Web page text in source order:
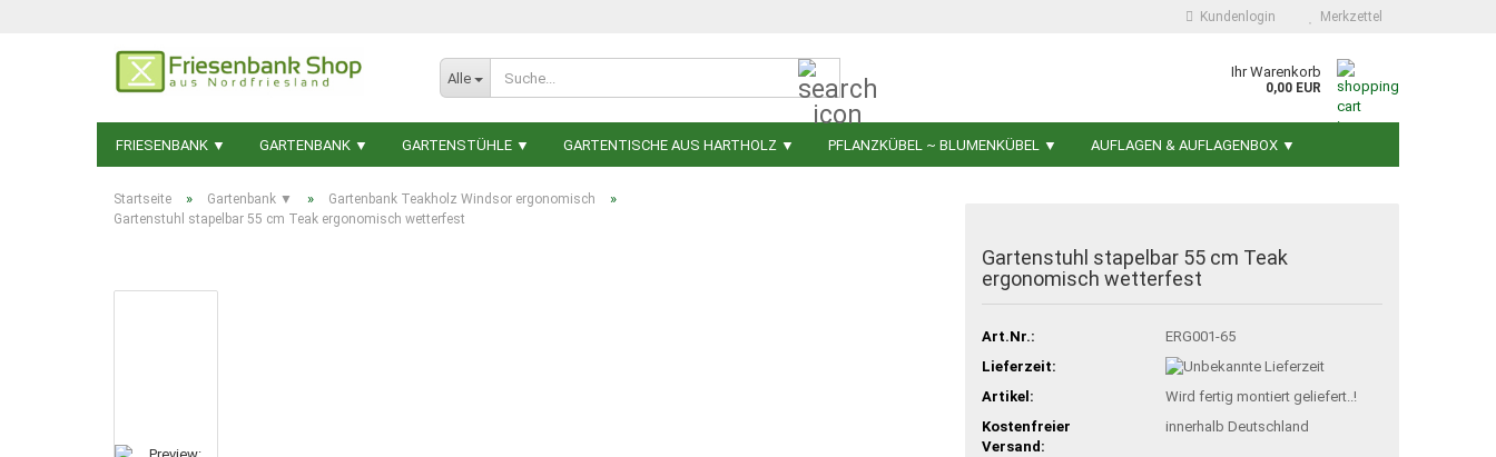
Kundenlogin Merkzettel
Alle Ihr Warenkorb
0,00 EUR
FRIESENBANK ▼ GARTENBANK ▼ GARTENSTÜHLE ▼ GARTENTISCHE AUS HARTHOLZ ▼ PFLANZKÜBEL ~ BLUMENKÜBEL ▼ AUFLAGEN & AUFLAGENBOX ▼
Startseite » Gartenbank ▼ » Gartenbank Teakholz Windsor ergonomisch »
Gartenstuhl stapelbar 55 cm Teak ergonomisch wetterfest
Gartenstuhl stapelbar 55 cm Teak
ergonomisch wetterfest
Art.Nr.:
ERG001-65
Lieferzeit:
Artikel:
Wird fertig montiert geliefert..!
Kostenfreier
Versand:
innerhalb Deutschland